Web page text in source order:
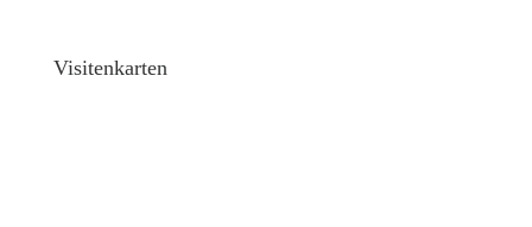
Visitenkarten